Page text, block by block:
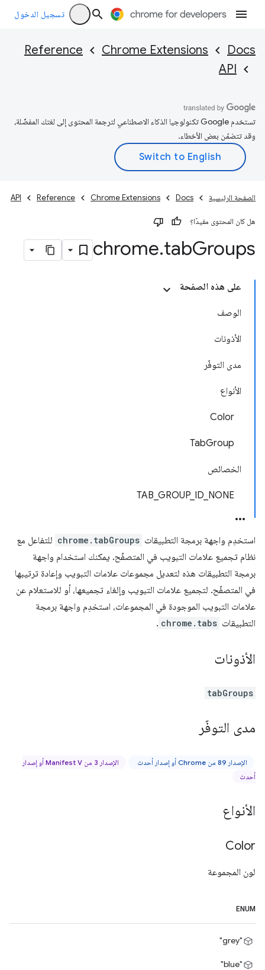
تسجيل الدخول
Docs
Chrome Extensions
Reference
API
تستخدم Google تكنولوجيا الذكاء الاصطناعي لترجمة المحتوى إلى لغتك المفضّلة،
وقد تتضمّن بعض الأخطاء.
الصفحة الرئيسية Docs
Chrome Extensions
Reference
API
هل كان المحتوى مفيدًا؟
chrome.tabGroups
على هذه الصفحة
الوصف
الأذونات
مدى التوفّر
الأنواع
Color
TabGroup
الخصائص
TAB_GROUP_ID_NONE
استخدِم واجهة برمجة التطبيقات chrome.tabGroups للتفاعل مع
نظام تجميع علامات التبويب في المتصفّح. يمكنك استخدام واجهة
برمجة التطبيقات هذه لتعديل مجموعات علامات التبويب وإعادة ترتيبها
في المتصفّح. لتجميع علامات التبويب وإلغاء تجميعها، أو للاستعلام عن
علامات التبويب الموجودة في المجموعات، استخدِم واجهة برمجة
التطبيقات chrome.tabs
.
الأذونات
tabGroups
مدى التوفّر
الإصدار 89 من Chrome أو إصدار أحدث
الإصدار 3 من Manifest V أو إصدار
أحدث
الأنواع
Color
لون المجموعة
ENUM
"grey"
"blue"